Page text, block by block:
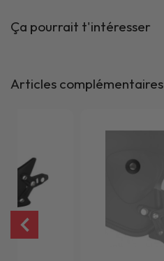
Ça pourrait t'intéresser
Articles complémentaires